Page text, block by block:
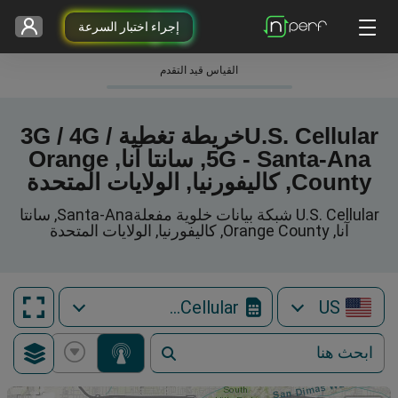
إجراء اختبار السرعة
القياس قيد التقدم
U.S. Cellularخريطة تغطية 3G / 4G /
5G - Santa-Ana, سانتا آنا, Orange
County, كاليفورنيا, الولايات المتحدة
U.S. Cellular شبكة بيانات خلوية مفعلةSanta-Ana, سانتا
آنا, Orange County, كاليفورنيا, الولايات المتحدة
US
U.S. Cellular